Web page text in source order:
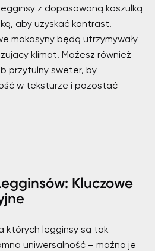
z dopasowaną koszulką
aby uzyskać kontrast.
mokasyny będą utrzymywały
klimat. Możesz również
przytulny sweter, by
w teksturze i pozostać
Kluczowe
których legginsy są tak
uniwersalność – można je